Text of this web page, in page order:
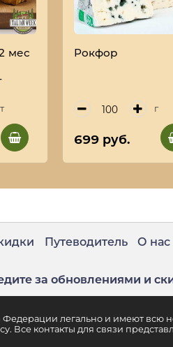
мес
Рокфор
г
699 руб.
легально и имеют всю
Все контакты для связи
Путеводитель О нас
за обновлениями и
на нашу рассылку